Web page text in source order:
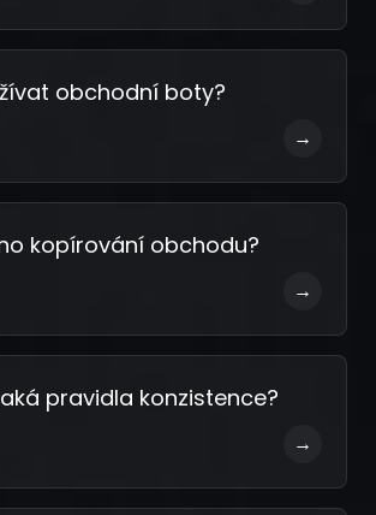
obchodní boty?
→
kopírování obchodu?
→
pravidla konzistence?
→